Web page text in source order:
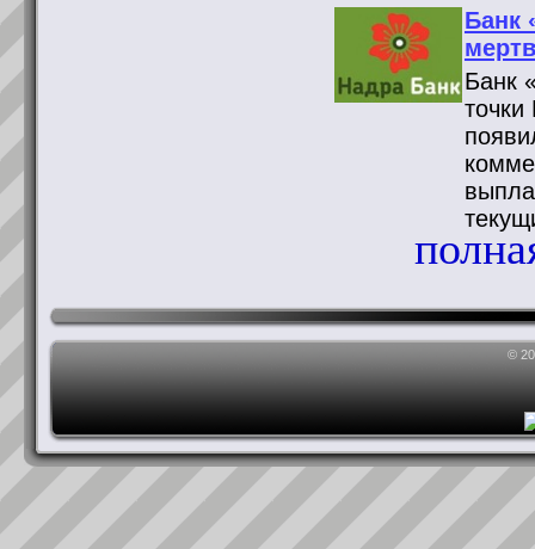
Банк
Банк
©